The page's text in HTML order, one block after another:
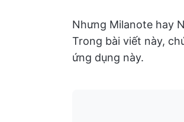
Nhưng Milanote hay
Trong bài viết này,
ứng dụng này.